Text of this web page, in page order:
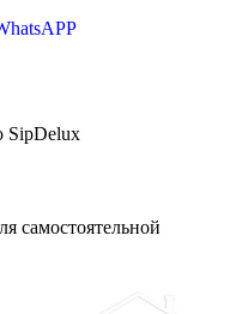
SipDelux
самостоятельной